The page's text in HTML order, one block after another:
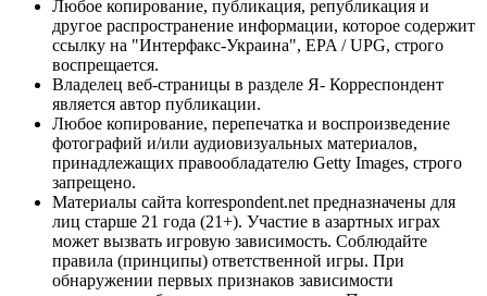
Любое копирование, публикация, републикация и
другое распространение информации, которое содержит
ссылку на "Интерфакс-Украина", EPA / UPG, строго
воспрещается.
Владелец веб-страницы в разделе Я- Корреспондент
является автор публикации.
Любое копирование, перепечатка и воспроизведение
фотографий и/или аудиовизуальных материалов,
принадлежащих правообладателю Getty Images, строго
запрещено.
Материалы сайта korrespondent.net предназначены для
лиц старше 21 года (21+). Участие в азартных играх
может вызвать игровую зависимость. Соблюдайте
правила (принципы) ответственной игры. При
обнаружении первых признаков зависимости